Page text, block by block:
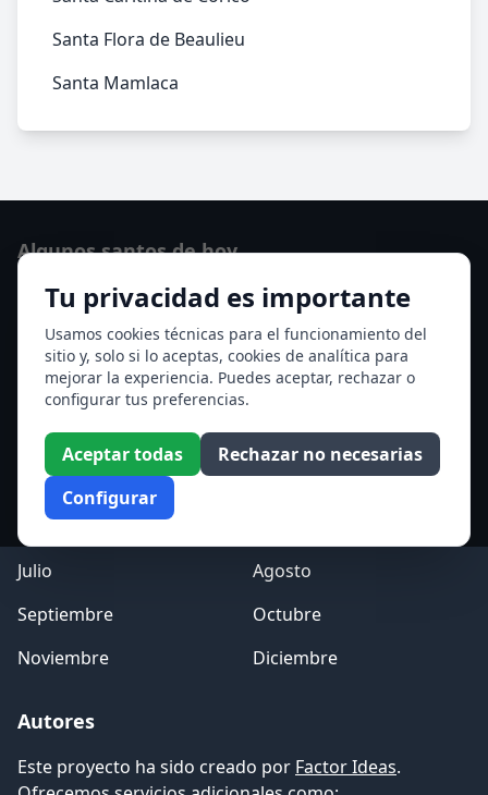
Santa Flora de Beaulieu
Santa Mamlaca
Tu privacidad es importante
Usamos cookies técnicas para el funcionamiento del
sitio y, solo si lo aceptas, cookies de analítica para
mejorar la experiencia. Puedes aceptar, rechazar o
configurar tus preferencias.
Aceptar todas
Rechazar no necesarias
Configurar
Algunos santos de hoy
San Hormisda papa
Ver todos los santos de hoy
Acceso a los Meses
Enero
Febrero
Marzo
Abril
Mayo
Julio
Agosto
Septiembre
Octubre
Noviembre
Diciembre
Autores
Este proyecto ha sido creado por Factor Ideas.